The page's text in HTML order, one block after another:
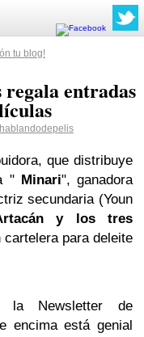
tu blog!
entradas
que distribuye
" Minari", ganadora
secundaria (Youn
y los tres
para deleite
la Newsletter de
encima está genial